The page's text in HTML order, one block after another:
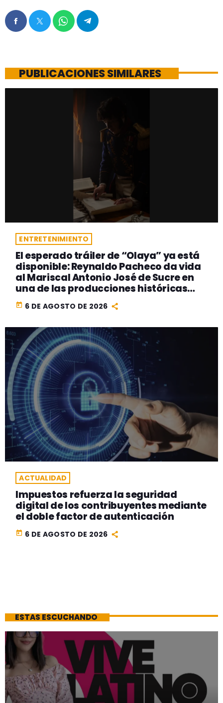
PUBLICACIONES SIMILARES
ENTRETENIMIENTO
El esperado tráiler de “Olaya” ya está
disponible: Reynaldo Pacheco da vida
al Mariscal Antonio José de Sucre en
una de las producciones históricas
más ambiciosas del cine peruano
today 6 DE AGOSTO DE 2026
ACTUALIDAD
Impuestos refuerza la seguridad
digital de los contribuyentes mediante
el doble factor de autenticación
today 6 DE AGOSTO DE 2026
ESTAS ESCUCHANDO